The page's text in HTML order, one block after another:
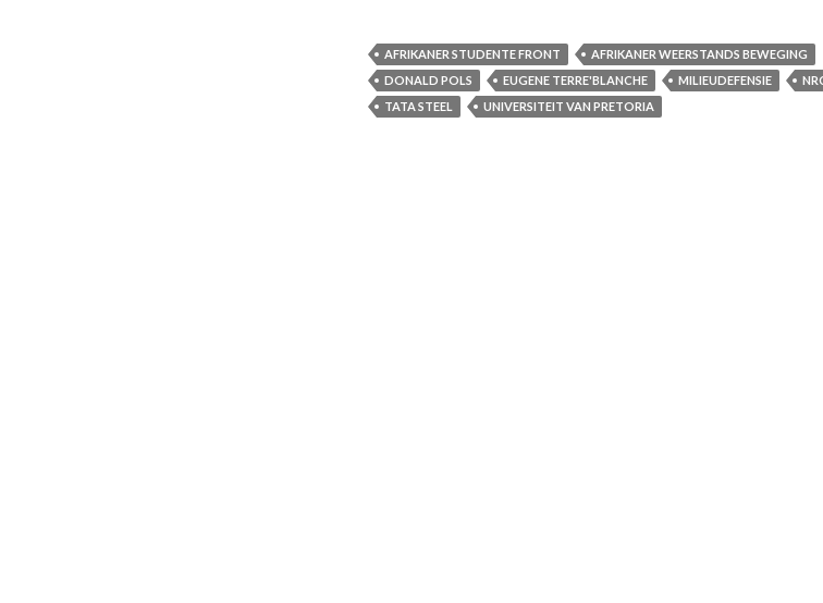
AFRIKANER STUDENTE FRONT
AFRIKANER WEERSTANDS BEWEGING
DONALD POLS
EUGENE TERRE'BLANCHE MILIEUDEFENSIE
TATA STEEL
UNIVERSITEIT VAN PRETORIA